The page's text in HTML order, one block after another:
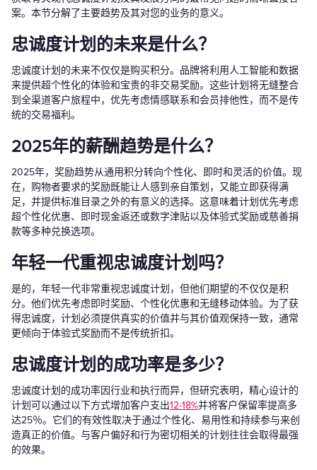
案。本节分解了主要趋势及其对您的业务的意义。
忠诚度计划的未来是什么？
忠诚度计划的未来不仅仅是购买积分。品牌将利用人工智能和数据
来提供超个性化的体验和宝贵的非交易奖励。这些计划将无缝整合
到全渠道客户旅程中，优先考虑情感联系和会员排他性，而不是传
统的交易福利。
2025年的薪酬趋势是什么？
2025年，奖励趋势从通用积分转向个性化、即时和灵活的价值。现
在，购物者要求的奖励既能让人感到亲自策划，又能立即获得满
足，并提供标准目录之外的有意义的选择。这意味着计划优先考虑
超个性化优惠、即时现金返还或数字津贴以及体验式奖励或慈善捐
款等多种兑换选项。
年轻一代重视忠诚度计划吗？
是的，年轻一代非常重视忠诚度计划，但他们期望的不仅仅是积
分。他们优先考虑即时奖励、个性化优惠和无缝移动体验。为了获
得忠诚度，计划必须提供真实的价值并与其价值观保持一致，通常
更倾向于体验式奖励而不是传统折扣。
忠诚度计划的成功率是多少？
忠诚度计划的成功率因行业和执行而异，但研究表明，精心设计的
计划可以通过以下方式增加客户支出12-18%并将客户保留率提高多
达25％。它们的有效性取决于通过个性化、易用性和持续参与来创
造真正的价值。与客户偏好和行为密切相关的计划往往会取得最强
的效果。